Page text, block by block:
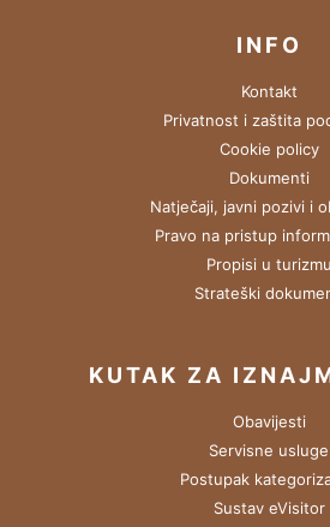
INFO
Kontakt
Privatnost i zaštita
Cookie policy
Dokumenti
Natječaji, javni pozivi i
Pravo na pristup
Propisi u turizmu
Strateški
KUTAK ZA
Obavijesti
Servisne usluge
Postupak
Sustav eVisitor